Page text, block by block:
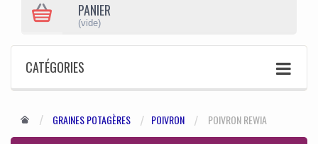
PANIER
(vide)
CATÉGORIES
GRAINES POTAGÈRES POIVRON POIVRON REWIA